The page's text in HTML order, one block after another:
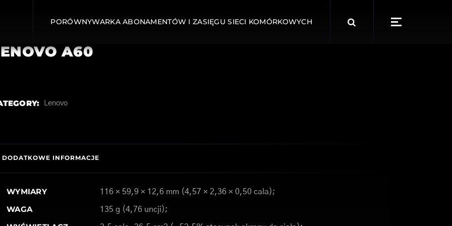
PORÓWNYWARKA ABONAMENTÓW I ZASIĘGU SIECI KOMÓRKOWYCH
for:
A60
Lenovo
DODATKOWE INFORMACJE
WYMIARY 116 × 59,9 × 12,6 mm (4,57 × 2,36 × 0,50 cala);
WAGA 135 g (4,76 uncji);